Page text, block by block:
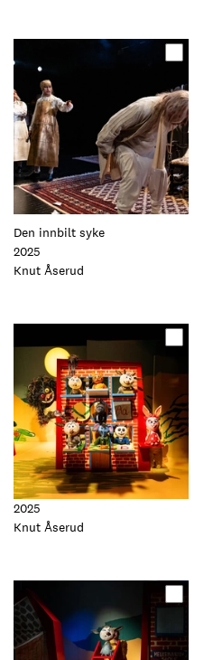
dette
elementet
Den innbilt syke
2025
Foto:
Knut Åserud
dette
elementet
2025
Foto:
Knut Åserud
dette
elementet